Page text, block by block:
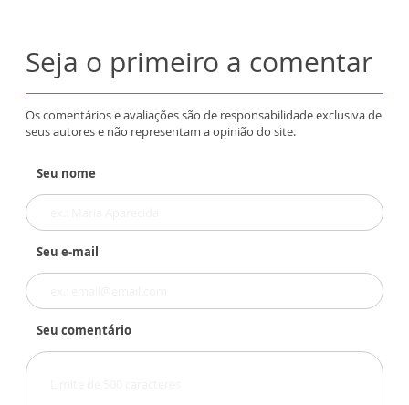
Seja o primeiro a comentar
Os comentários e avaliações são de responsabilidade exclusiva de
seus autores e não representam a opinião do site.
Seu nome
Seu e-mail
Seu comentário